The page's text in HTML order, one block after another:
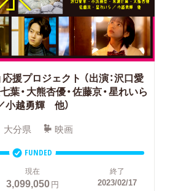
応援プロジェクト （出演：沢口愛
葉・大熊杏優・佐藤京・星れいら
小越勇輝 他）
大分県 映画
FUNDED
現在
3,099,050円
終了
2023/02/17